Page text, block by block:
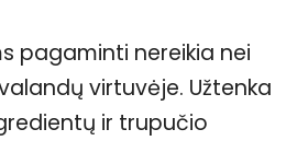
pagaminti nereikia nei
virtuvėje. Užtenka
ir trupučio